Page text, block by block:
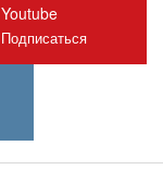
Youtube
Подписаться